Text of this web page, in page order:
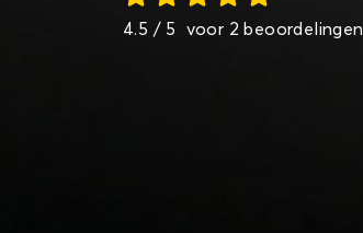
4.5 / 5 voor 2 beoordelingen